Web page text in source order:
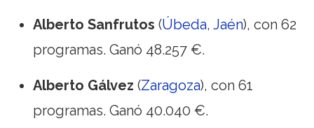
Alberto Sanfrutos (Úbeda,Jaén), con 62
programas. Ganó 48.257 €.
Alberto Gálvez (Zaragoza), con 61
programas. Ganó 40.040 €.